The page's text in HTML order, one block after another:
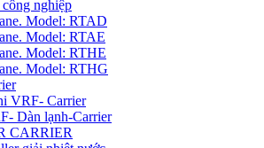
nghiệp
Model: RTAD
Model: RTAE
Model: RTHE
Model: RTHG
VRF- Carrier
Dàn lạnh-Carrier
CARRIER